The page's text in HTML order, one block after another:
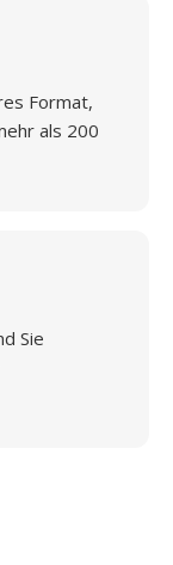
Format,
als 200
Sie